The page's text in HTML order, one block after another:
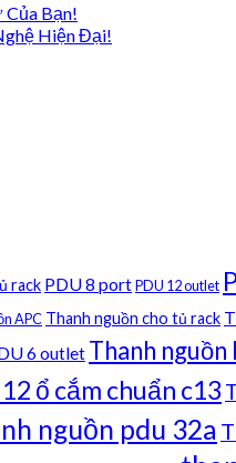
Của Bạn!
Hiện Đại!
rack PDU 8 portPDU 12 outlet
APC Thanh nguồn cho tủ rack
6 outlet Thanh
ổ cắm chuẩn c13
nguồn pdu 32a